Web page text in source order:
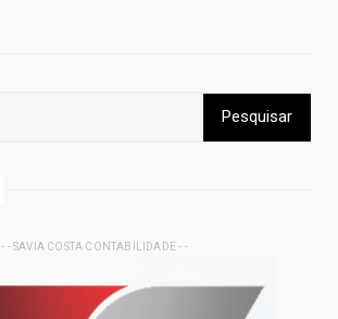
- - SAVIA COSTA CONTABILIDADE - -